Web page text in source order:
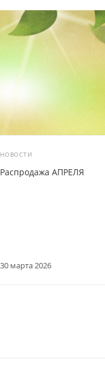
НОВОСТИ
30 марта 2026
Распродажа АПРЕЛЯ